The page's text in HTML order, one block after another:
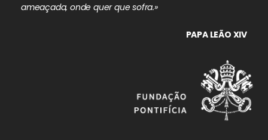
ameaçada, onde quer que sofra.»
PAPA LEÃO XIV